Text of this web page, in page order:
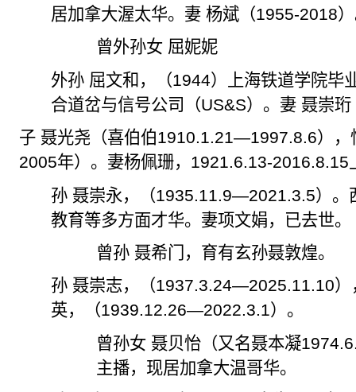
居加拿大渥太华。妻 杨斌（1955-2018
曾外孙女 屈妮妮
外孙 屈文和 ，（1944）上海铁道学院毕
合道岔与信号公司（US&S）。妻 聂崇珩
子 聂光尧（喜伯伯1910.1.21—1997.8.6），
2005年）。妻杨佩珊， 1921.6.13-2016.8.15
孙 聂崇永，（1935.11.9—2021.3.5）。
教育等多方面才华。妻项文娟，已去世。
曾孙 聂希门，育有玄孙聂敦煌。
孙 聂崇志，（1937.3.24—2025.11.10
英，（1939.12.26—2022.3.1）。
曾孙女 聂贝怡（又名聂本凝
主播，现居加拿大温哥华。